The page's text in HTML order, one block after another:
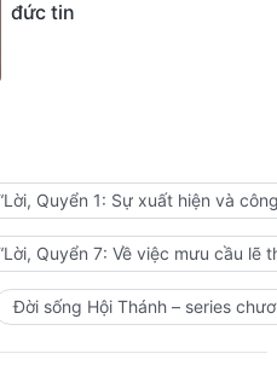
đức tin
Quyển 1: Sự xuất hiện và
Quyển 7: Về việc mưu cầu lẽ
Đời sống Hội Thánh – series